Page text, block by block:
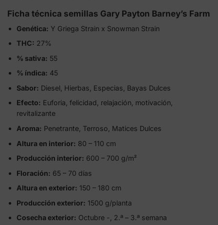
Ficha técnica semillas Gary Payton Barney’s Farm
Genética: Y Griega Strain x Snowman Strain
THC: 27%
% sativa: 55
% índica: 45
Sabor: Diesel, Hierbas, Especias, Bayas Dulces
Efecto: Euforia, felicidad, relajación, motivación,
revitalizante
Aroma: Penetrante, Terroso, Matices Dulces
Altura en interior: 80 – 110 cm
Producción interior: 600 – 700 g/m²
Floración: 65 – 70 días
Altura en exterior: 150 – 180 cm
Producción exterior: 1500 g/planta
Cosecha exterior: Octubre -, 2.ª – 3.ª semana